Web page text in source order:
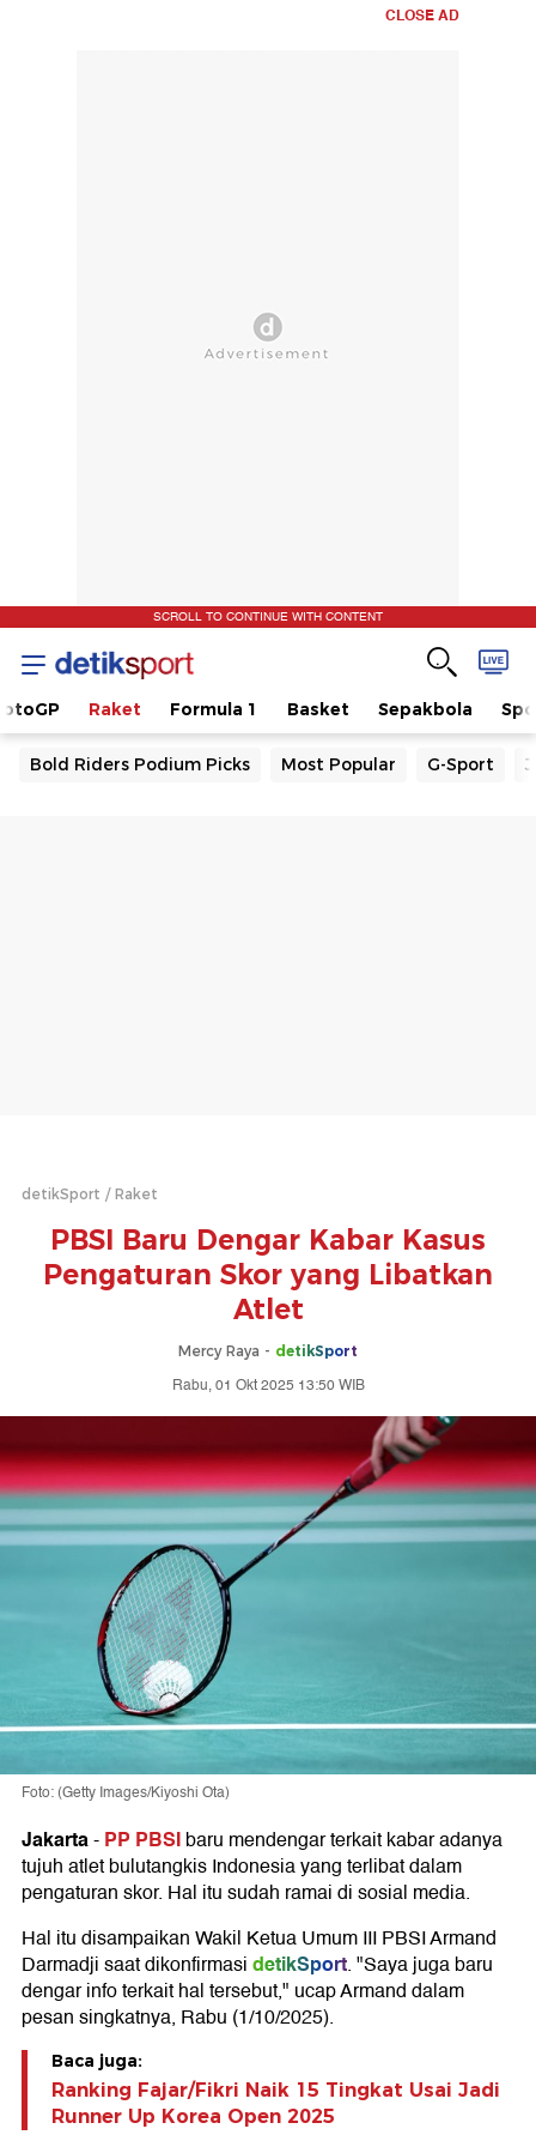
CLOSE AD
SCROLL TO CONTINUE WITH CONTENT
Raket Formula 1 Basket Sepakbola
Bold Riders Podium Picks Most Popular G-Sport
detikSport Raket
PBSI Baru Dengar Kabar Kasus
Pengaturan Skor yang Libatkan
Atlet
Mercy Raya - detikSport
Rabu, 01 Okt 2025 13:50 WIB
Foto: (Getty Images/Kiyoshi Ota)
Jakarta-PP PBSIbaru mendengar terkait kabar adanya
tujuh atlet bulutangkis Indonesia yang terlibat dalam
pengaturan skor. Hal itu sudah ramai di sosial media.
Hal itu disampaikan Wakil Ketua Umum III PBSI Armand
Darmadji saat dikonfirmasidetikSport. "Saya juga baru
dengar info terkait hal tersebut," ucap Armand dalam
pesan singkatnya, Rabu (1/10/2025).
Baca juga:
Ranking Fajar/Fikri Naik 15 Tingkat Usai Jadi
Runner Up Korea Open 2025